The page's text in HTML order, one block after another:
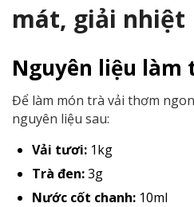
mát, giải nhiệt
Nguyên liệu làm
Để làm món trà vải thơm
nguyên liệu sau:
Vải tươi: 1kg
Trà đen:3g
Nước cốt chanh: 10ml